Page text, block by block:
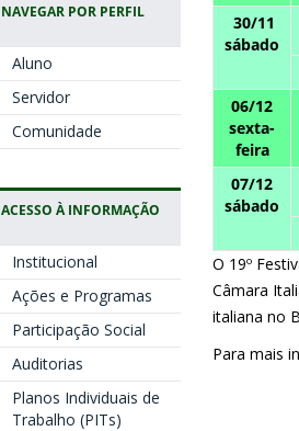
NAVEGAR POR PERFIL
Aluno
Servidor
Comunidade
ACESSO À INFORMAÇÃO
Institucional
Ações e Programas
Participação Social
Auditorias
Planos Individuais de
Trabalho (PITs)
30/11
sábado
06/12
sexta-
feira
07/12
sábado
O 19º
Câmara
italiana no
Para mais